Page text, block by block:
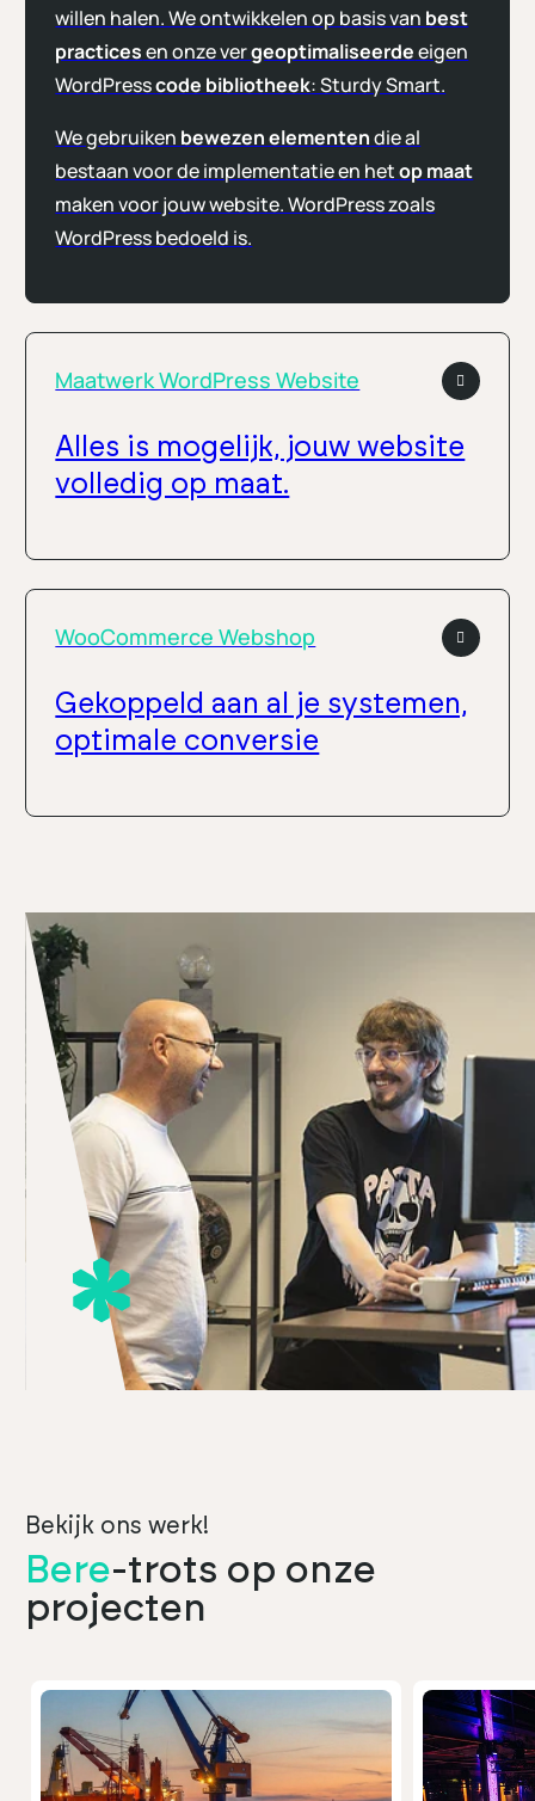
willen halen. We ontwikkelen op basis van best
practicesen onze vergeoptimaliseerdeeigen
WordPresscode bibliotheek: Sturdy Smart.
We gebruiken bewezen elementendie al
bestaan voor de implementatie en hetop maat
maken voor jouw website. WordPress zoals
WordPress bedoeld is.
Maatwerk WordPress Website
Alles is mogelijk, jouw website
volledig op maat.
WooCommerce Webshop
Gekoppeld aan al je systemen,
optimale conversie
Bekijk ons werk!
Bere-trots op onze
projecten